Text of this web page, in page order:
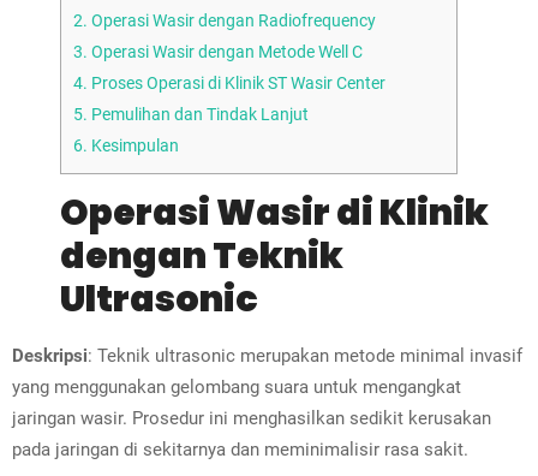
2. Operasi Wasir dengan Radiofrequency
3. Operasi Wasir dengan Metode Well C
4. Proses Operasi di Klinik ST Wasir Center
5. Pemulihan dan Tindak Lanjut
6. Kesimpulan
Operasi Wasir di Klinik
dengan Teknik
Ultrasonic
Deskripsi: Teknik ultrasonic merupakan metode minimal invasif
yang menggunakan gelombang suara untuk mengangkat
jaringan wasir. Prosedur ini menghasilkan sedikit kerusakan
pada jaringan di sekitarnya dan meminimalisir rasa sakit.